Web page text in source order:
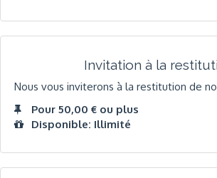
Invitation à la
Nous vous inviterons à la restitution de
Pour 50,00 € ou plus
Disponible: Illimité